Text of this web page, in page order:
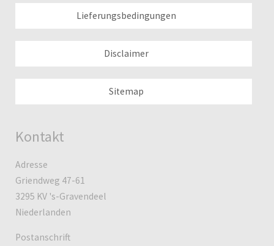
Lieferungsbedingungen
Disclaimer
Sitemap
Kontakt
Adresse
Griendweg 47-61
3295 KV 's-Gravendeel
Niederlanden
Postanschrift